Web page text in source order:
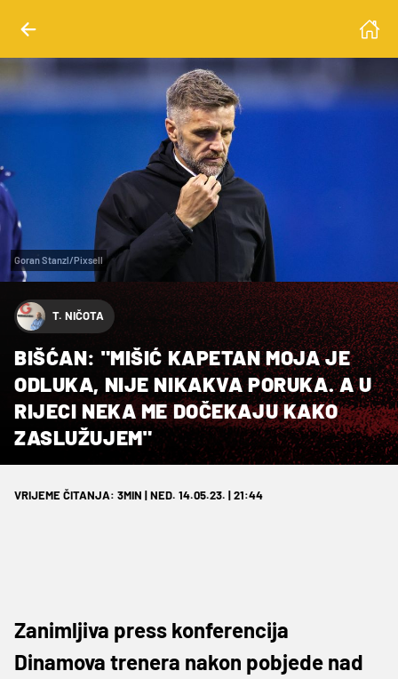
Goran Stanzl/Pixsell
T. NIČOTA
BIŠĆAN: "MIŠIĆ KAPETAN MOJA JE
ODLUKA, NIJE NIKAKVA PORUKA. A U
RIJECI NEKA ME DOČEKAJU KAKO
ZASLUŽUJEM"
VRIJEME ČITANJA: 3MIN | NED. 14.05.23. | 21:44
Zanimljiva press konferencija
Dinamova trenera nakon pobjede nad